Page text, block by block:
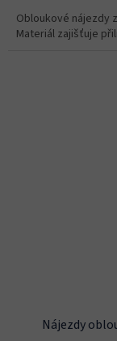
Obloukové nájezdy
Materiál zajišťuje
Nájezdy